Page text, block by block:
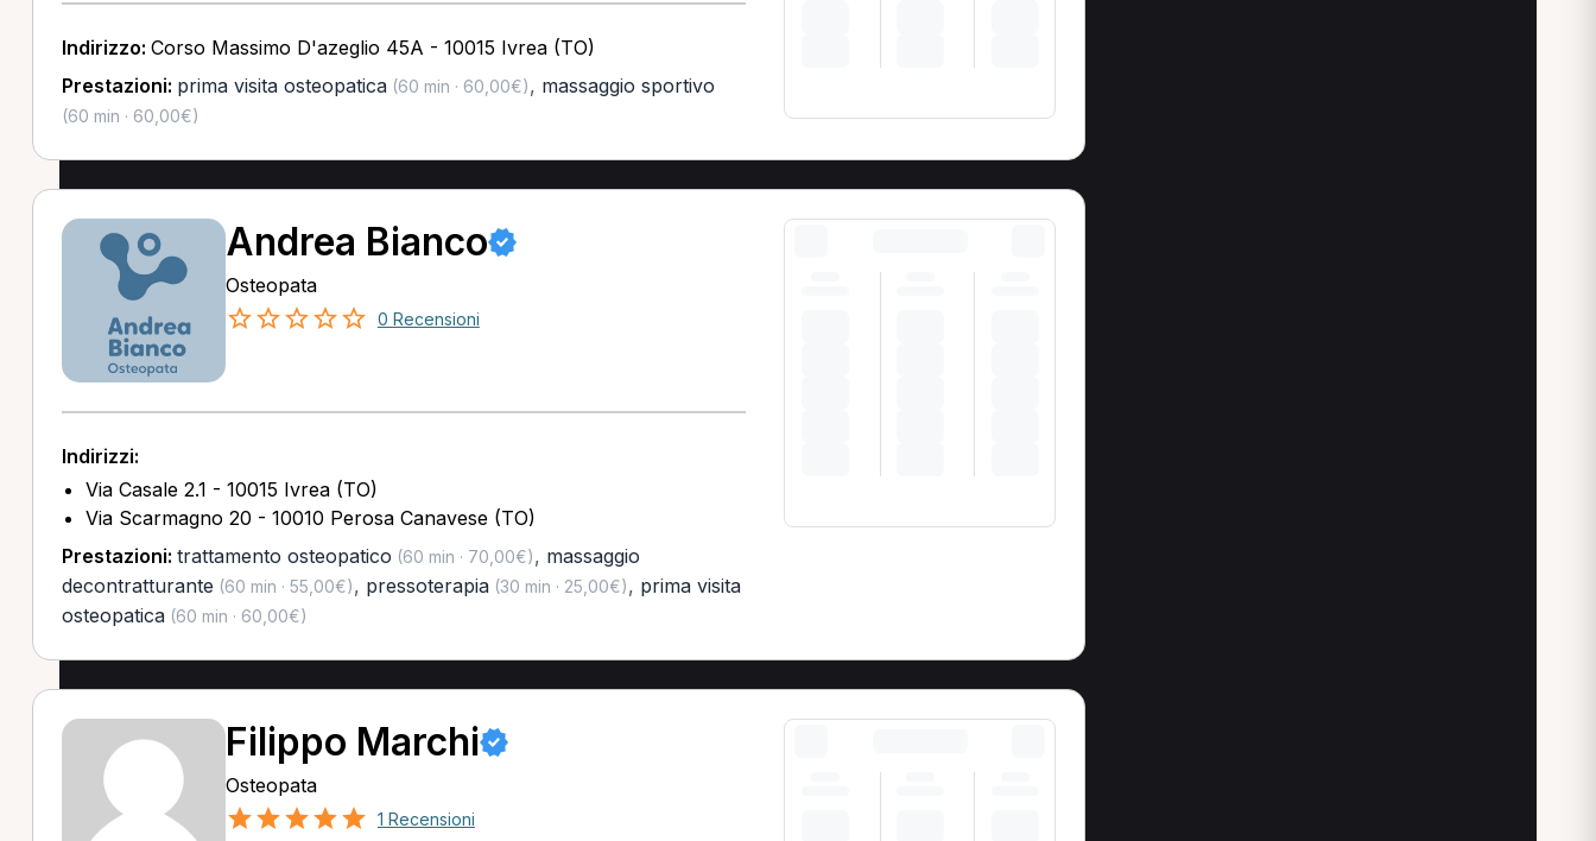
Indirizzo: Corso Massimo D'azeglio 45A - 10015 Ivrea (TO)
Prestazioni: prima visita osteopatica(60 min · 60,00€), massaggio sportivo
(60 min · 60,00€)
Andrea Bianco
Osteopata
0 Recensioni
Indirizzi:
Via Casale 2.1 - 10015 Ivrea (TO)
Via Scarmagno 20 - 10010 Perosa Canavese (TO)
Prestazioni: trattamento osteopatico (60 min · 70,00€), massaggio
decontratturante (60 min · 55,00€), pressoterapia(30 min · 25,00€), prima visita
osteopatica(60 min · 60,00€)
Filippo Marchi
Osteopata
1 Recensioni